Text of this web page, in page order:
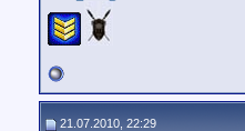
21.07.2010, 22:29